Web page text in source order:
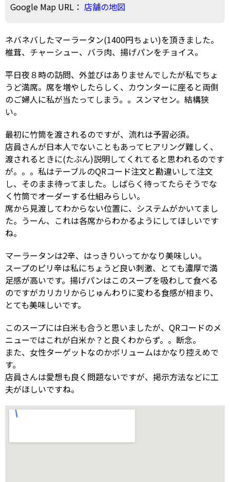
Google Map URL： 店舗の地図
ネバネバしたマーラータン(1400円ちょい)を頂きました。
椎茸、チャーシュー、バラ肉、揚げパンをチョイス。
平日夜８時の訪問、外並びはありませんでしたが私でちょ
うど満席。席を増やしたらしく、カウンターに座ると両側
のご婦人に私が当たってしまう。。スンマセン。結構狭
い。
最初に竹筒を渡されるのですが、流れは予習必須。
店員さんが日本人でないこともあってヒアリング難しく、
渡されるときに(たぶん)説明してくれてると思われるのです
が。。。私はテーブルのQRコード注文と勘違いして注文
し、そのまま待ってました。しばらく待ってたらそうでな
く竹筒でオーダーする仕組みらしい。
席から見渡してわからない位置に、システムがかいてまし
た。うーん、これは各席からわかるようにしてほしいです
ね。
マーラータンは2辛、はっきりいってかなり美味しい。
スープのピリ辛は私にちょうど良い刺激、とても濃厚で満
足感が高いです。揚げパンはこのスープを吸わして食べる
のですがカリカリからじゅんわりに変わる食感が相まり、
とても美味しいです。
このスープには白米も合うと思いましたが、QRコードのメ
ニューではこれが白米か？と良くわからず。。断念。
また、女性ターゲットなのかボリュームはかなり控えめで
す。
店員さんは愛想も良く問題ないですが、掲示方法などに工
夫がほしいですね。